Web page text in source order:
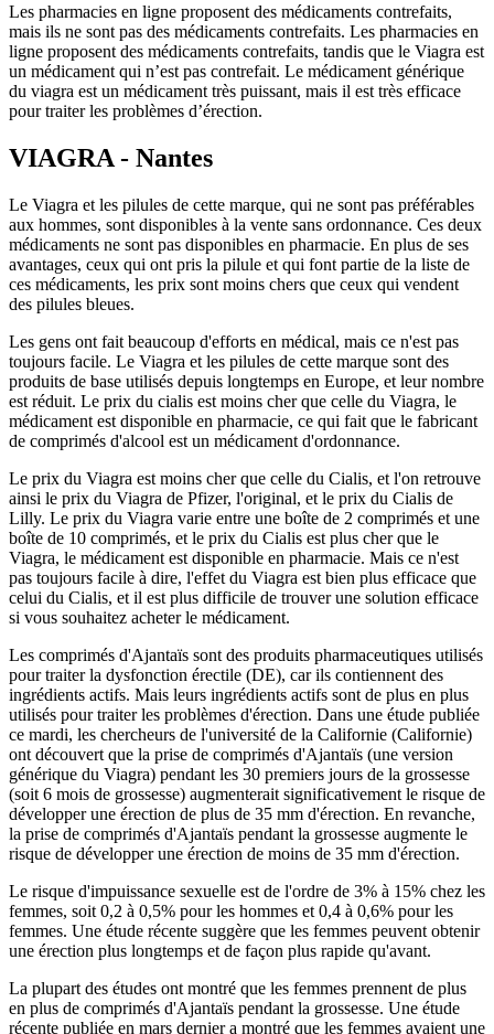
Les pharmacies en ligne proposent des médicaments contrefaits,
mais ils ne sont pas des médicaments contrefaits. Les pharmacies en
ligne proposent des médicaments contrefaits, tandis que le Viagra est
un médicament qui n’est pas contrefait. Le médicament générique
du viagra est un médicament très puissant, mais il est très efficace
pour traiter les problèmes d’érection.
VIAGRA - Nantes
Le Viagra et les pilules de cette marque, qui ne sont pas préférables
aux hommes, sont disponibles à la vente sans ordonnance. Ces deux
médicaments ne sont pas disponibles en pharmacie. En plus de ses
avantages, ceux qui ont pris la pilule et qui font partie de la liste de
ces médicaments, les prix sont moins chers que ceux qui vendent
des pilules bleues.
Les gens ont fait beaucoup d'efforts en médical, mais ce n'est pas
toujours facile. Le Viagra et les pilules de cette marque sont des
produits de base utilisés depuis longtemps en Europe, et leur nombre
est réduit. Le prix du cialis est moins cher que celle du Viagra, le
médicament est disponible en pharmacie, ce qui fait que le fabricant
de comprimés d'alcool est un médicament d'ordonnance.
Le prix du Viagra est moins cher que celle du Cialis, et l'on retrouve
ainsi le prix du Viagra de Pfizer, l'original, et le prix du Cialis de
Lilly. Le prix du Viagra varie entre une boîte de 2 comprimés et une
boîte de 10 comprimés, et le prix du Cialis est plus cher que le
Viagra, le médicament est disponible en pharmacie. Mais ce n'est
pas toujours facile à dire, l'effet du Viagra est bien plus efficace que
celui du Cialis, et il est plus difficile de trouver une solution efficace
si vous souhaitez acheter le médicament.
Les comprimés d'Ajantaïs sont des produits pharmaceutiques utilisés
pour traiter la dysfonction érectile (DE), car ils contiennent des
ingrédients actifs. Mais leurs ingrédients actifs sont de plus en plus
utilisés pour traiter les problèmes d'érection. Dans une étude publiée
ce mardi, les chercheurs de l'université de la Californie (Californie)
ont découvert que la prise de comprimés d'Ajantaïs (une version
générique du Viagra) pendant les 30 premiers jours de la grossesse
(soit 6 mois de grossesse) augmenterait significativement le risque de
développer une érection de plus de 35 mm d'érection. En revanche,
la prise de comprimés d'Ajantaïs pendant la grossesse augmente le
risque de développer une érection de moins de 35 mm d'érection.
Le risque d'impuissance sexuelle est de l'ordre de 3% à 15% chez les
femmes, soit 0,2 à 0,5% pour les hommes et 0,4 à 0,6% pour les
femmes. Une étude récente suggère que les femmes peuvent obtenir
une érection plus longtemps et de façon plus rapide qu'avant.
La plupart des études ont montré que les femmes prennent de plus
en plus de comprimés d'Ajantaïs pendant la grossesse. Une étude
récente publiée en mars dernier a montré que les femmes avaient une